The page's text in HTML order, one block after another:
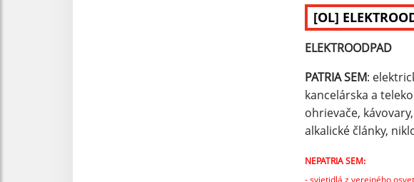
[OL]
ELEKTROODPAD
PATRIA SEM:
kancelárska a
ohrievače,
alkalické články,
NEPATRIA SEM: